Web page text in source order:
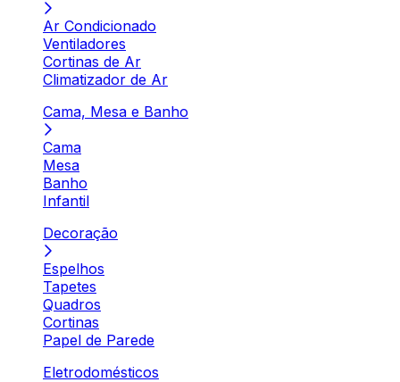
Ar Condicionado
Ventiladores
Cortinas de Ar
Climatizador de Ar
Cama, Mesa e Banho
Cama
Mesa
Banho
Infantil
Decoração
Espelhos
Tapetes
Quadros
Cortinas
Papel de Parede
Eletrodomésticos